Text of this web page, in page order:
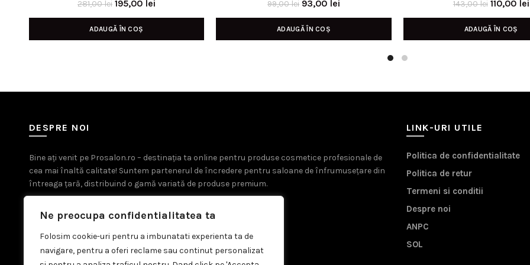
Ne preocupa confidentialitatea ta
Folosim cookie-uri pentru a imbunatati experienta ta de
navigare, pentru a oferi reclame sau continut personalizat
281,00lei Prețul
inițial
a
195,00 leiPrețul
curent
ADAUGĂ ÎN COȘ
99,00lei Prețul
inițial
a
93,00 lei
curent
ADAUGĂ ÎN COȘ
143,00lei Prețul
inițial
a
110,00 lei
ADAUGĂ ÎN COȘ
DESPRE NOI
Bine ați venit pe Prosalon.ro – destinația ta online pentru produse cosmetice profesionale de
cea mai înaltă calitate! Suntem partenerul de încredere pentru saloane de înfrumusețare din
întreaga țară, distribuind o gamă variată de produse premium.
LINK-URI UTILE
Politica de confidentialitate
Politica de retur
Termeni si conditii
Despre noi
ANPC
SOL